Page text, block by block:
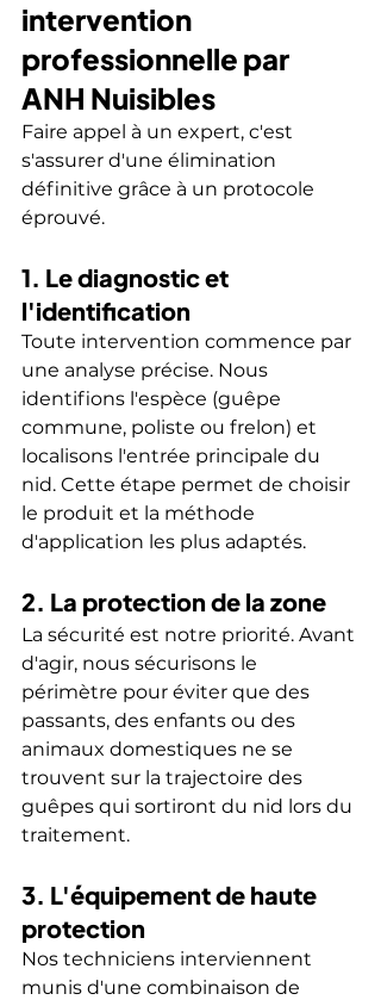
intervention
professionnelle par
ANH Nuisibles
Faire appel à un expert, c'est
s'assurer d'une élimination
définitive grâce à un protocole
éprouvé.
1. Le diagnostic et
l'identification
Toute intervention commence par
une analyse précise. Nous
identifions l'espèce (guêpe
commune, poliste ou frelon) et
localisons l'entrée principale du
nid. Cette étape permet de choisir
le produit et la méthode
d'application les plus adaptés.
2. La protection de la zone
La sécurité est notre priorité. Avant
d'agir, nous sécurisons le
périmètre pour éviter que des
passants, des enfants ou des
animaux domestiques ne se
trouvent sur la trajectoire des
guêpes qui sortiront du nid lors du
traitement.
3. L'équipement de haute
protection
Nos techniciens interviennent
munis d'une combinaison de